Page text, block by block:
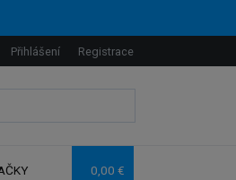
Přihlášení Registrace
0,00 €